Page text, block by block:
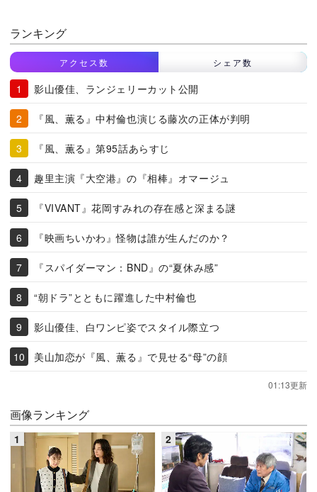
ランキング
アクセス数 シェア数
影山優佳、ランジェリーカット公開
『風、薫る』中村倫也演じる藤次の正体が判明
『風、薫る』第95話あらすじ
趣里主演『大空港』の『相棒』オマージュ
『VIVANT』花岡すみれの存在感と深まる謎
『映画ちいかわ』怪物は誰が生んだのか？
『スパイダーマン：BND』の“夏休み感”
“朝ドラ”とともに躍進した中村倫也
影山優佳、白ワンピ姿でスタイル際立つ
美山加恋が『風、薫る』で見せる“母”の顔
01:13更新
画像ランキング